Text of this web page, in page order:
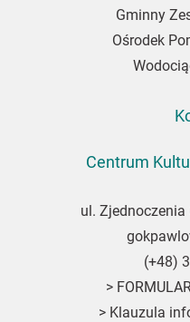
Gminny
Ośrodek
Centrum
ul. Zjednoczenia
(+48)
>
> Klauzula